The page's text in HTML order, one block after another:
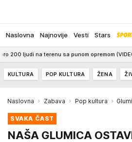
Naslovna Najnovije Vesti Stars
na terenu sa punom opremom (VIDEO)
KULTURA POP KULTURA ŽENA
Naslovna Zabava Pop kultura
SVAKA ČAST
NAŠA GLUMICA